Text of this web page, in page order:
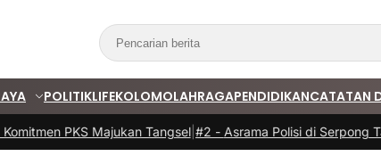
POLITIKLIFEKOLOMOLAHRAGAPENDIDIKANCATATAN
PKS Majukan Tangsel|#2 - Asrama Polisi di Serpong